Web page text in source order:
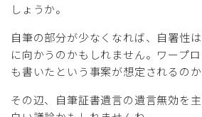
しょうか。
自筆の部分が少なくなれば、自署性
に向かうのかもしれません。ワープ
も書いたという事案が想定されるのか
その辺、自筆証書遺言の遺言無効を